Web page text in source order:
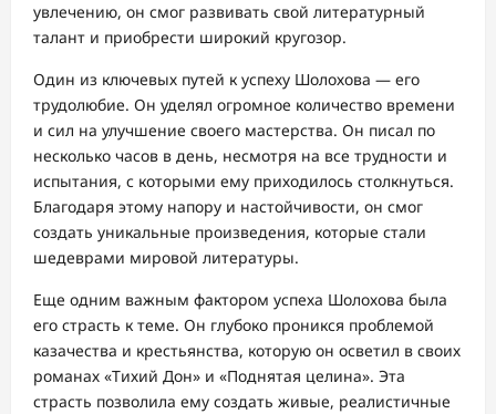
увлечению, он смог развивать свой литературный
талант и приобрести широкий кругозор.
Один из ключевых путей к успеху Шолохова — его
трудолюбие. Он уделял огромное количество времени
и сил на улучшение своего мастерства. Он писал по
несколько часов в день, несмотря на все трудности и
испытания, с которыми ему приходилось столкнуться.
Благодаря этому напору и настойчивости, он смог
создать уникальные произведения, которые стали
шедеврами мировой литературы.
Еще одним важным фактором успеха Шолохова была
его страсть к теме. Он глубоко проникся проблемой
казачества и крестьянства, которую он осветил в своих
романах «Тихий Дон» и «Поднятая целина». Эта
страсть позволила ему создать живые, реалистичные